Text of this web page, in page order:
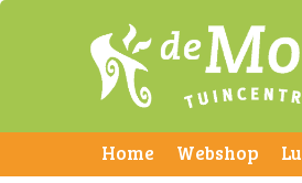
Home Webshop